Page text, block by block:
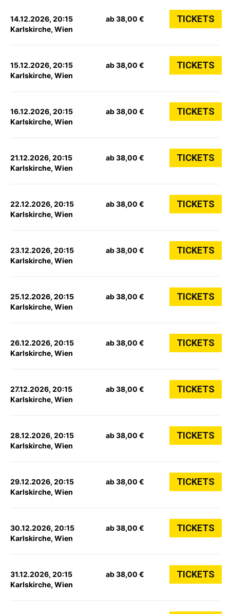
14.12.2026, 20:15
Karlskirche, Wien
ab 38,00 € TICKETS
15.12.2026, 20:15
Karlskirche, Wien
ab 38,00 € TICKETS
16.12.2026, 20:15
Karlskirche, Wien
ab 38,00 € TICKETS
21.12.2026, 20:15
Karlskirche, Wien
ab 38,00 € TICKETS
22.12.2026, 20:15
Karlskirche, Wien
ab 38,00 € TICKETS
23.12.2026, 20:15
Karlskirche, Wien
ab 38,00 € TICKETS
25.12.2026, 20:15
Karlskirche, Wien
ab 38,00 € TICKETS
26.12.2026, 20:15
Karlskirche, Wien
ab 38,00 € TICKETS
27.12.2026, 20:15
Karlskirche, Wien
ab 38,00 € TICKETS
28.12.2026, 20:15
Karlskirche, Wien
ab 38,00 € TICKETS
29.12.2026, 20:15
Karlskirche, Wien
ab 38,00 € TICKETS
30.12.2026, 20:15
Karlskirche, Wien
ab 38,00 € TICKETS
31.12.2026, 20:15
Karlskirche, Wien
ab 38,00 € TICKETS